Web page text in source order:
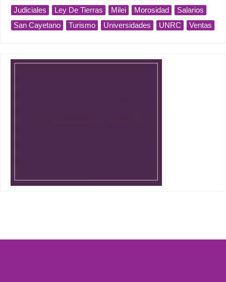
Judiciales
Ley De Tierras Milei Morosidad
Salarios
San Cayetano
Turismo Universidades UNRC Ventas